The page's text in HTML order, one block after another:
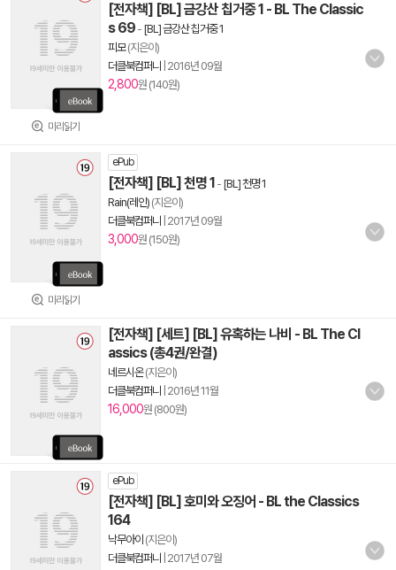
미리읽기
[전자책] [BL] 금강산 칩거중 1 - BL The Classic
s 69 - [BL] 금강산 칩거중 1
피모(지은이)
더클북컴퍼니
2016년 09월
2,800원 (140원)
미리읽기
ePub
[전자책] [BL] 천명 1 - [BL] 천명 1
Rain(레인) (지은이)
더클북컴퍼니
2017년 09월
3,000원 (150원)
[전자책] [세트] [BL] 유혹하는 나비 - BL The Cl
assics (총4권/완결)
네르시온(지은이)
더클북컴퍼니
2016년 11월
16,000원 (800원)
ePub
[전자책] [BL] 호미와 오징어 - BL the Classics
164
낙무아이 (지은이)
더클북컴퍼니
2017년 07월